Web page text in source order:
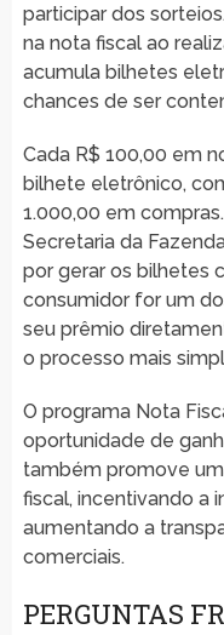
participar dos
na nota fiscal ao
acumula bilhetes
chances de ser
Cada R$ 100,00 em
bilhete eletrônico,
1.000,00 em
Secretaria da
por gerar os bilhetes
consumidor for um
seu prêmio
o processo mais
O programa Nota
oportunidade de
também promove
fiscal, incentivando a
aumentando a
comerciais.
PERGUNTAS